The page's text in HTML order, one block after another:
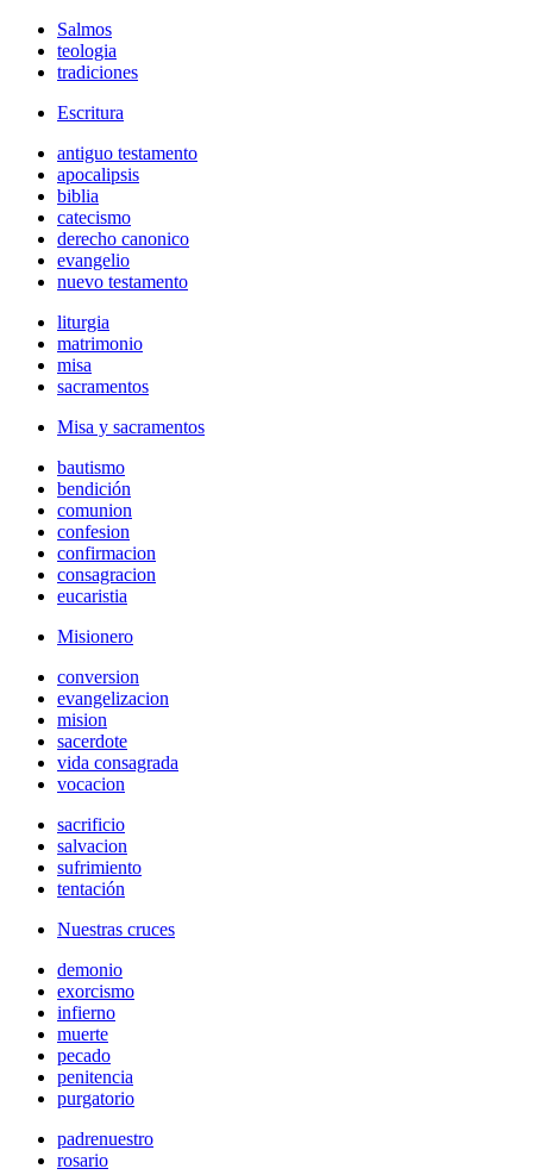
Salmos
teologia
tradiciones
Escritura
antiguo testamento
apocalipsis
biblia
catecismo
derecho canonico
evangelio
nuevo testamento
liturgia
matrimonio
misa
sacramentos
Misa y sacramentos
bautismo
bendición
comunion
confesion
confirmacion
consagracion
eucaristia
Misionero
conversion
evangelizacion
mision
sacerdote
vida consagrada
vocacion
sacrificio
salvacion
sufrimiento
tentación
Nuestras cruces
demonio
exorcismo
infierno
muerte
pecado
penitencia
purgatorio
padrenuestro
rosario